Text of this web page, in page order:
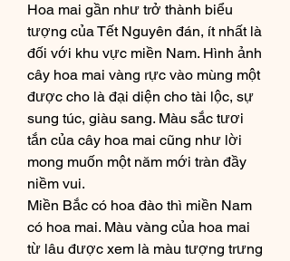
Hoa mai gần như trở thành biểu
tượng của Tết Nguyên đán, ít nhất là
đối với khu vực miền Nam. Hình ảnh
cây hoa mai vàng rực vào mùng một
được cho là đại diện cho tài lộc, sự
sung túc, giàu sang. Màu sắc tươi
tắn của cây hoa mai cũng như lời
mong muốn một năm mới tràn đầy
niềm vui.
Miền Bắc có hoa đào thì miền Nam
có hoa mai. Màu vàng của hoa mai
từ lâu được xem là màu tượng trưng